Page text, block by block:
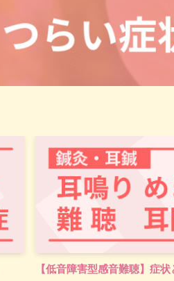
【痙性斜頸】頚部ジストニア